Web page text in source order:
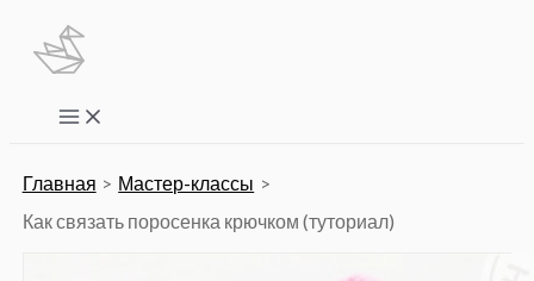
Перейти
содержимому
Main
Menu
Главная
Мастер-классы
Как связать поросенка крючком (туториал)